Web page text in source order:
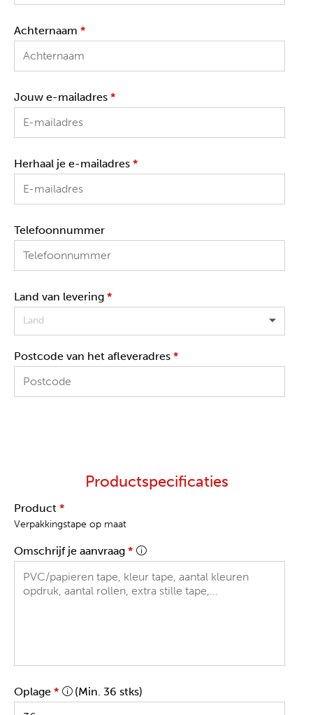
Achternaam *
Jouw e-mailadres *
Herhaal je e-mailadres *
Telefoonnummer
Land van levering *
Land
Postcode van het afleveradres *
Productspecificaties
Product *
Verpakkingstape op maat
Omschrijf je aanvraag *
Oplage * (Min. 36 stks)